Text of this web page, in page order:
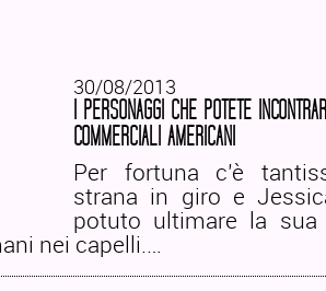
30/08/2013
I PERSONAGGI CHE POTETE
COMMERCIALI AMERICANI
Per fortuna c’è
strana in giro e
potuto ultimare la sua
nei capelli.…